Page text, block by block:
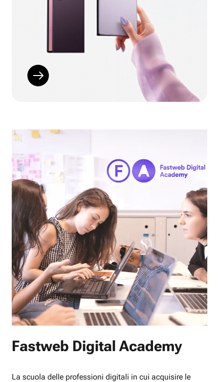
Fastweb Digital Academy
La scuola delle professioni digitali in cui acquisire le